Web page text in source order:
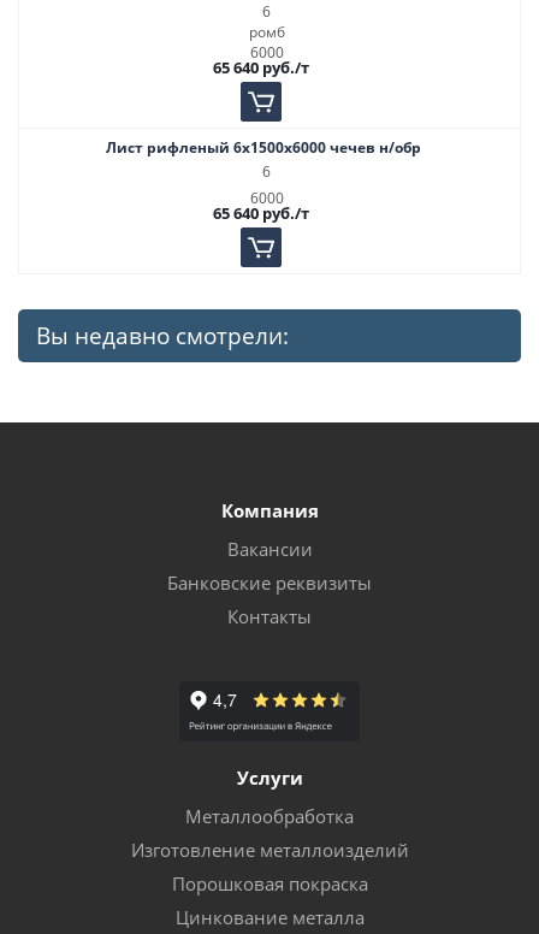
6
ромб
6000
65 640руб./т
Лист рифленый 6х1500х6000 чечев н/обр
6
6000
65 640руб./т
Вы недавно смотрели:
Компания
Вакансии
Банковские реквизиты
Контакты
Услуги
Металлообработка
Изготовление металлоизделий
Порошковая покраска
Цинкование металла